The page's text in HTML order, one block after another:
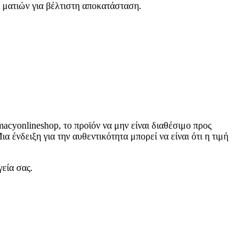
για βέλτιστη αποκατάσταση.
το προϊόν να μην είναι διαθέσιμο προς
για την αυθεντικότητα μπορεί να είναι ότι η τιμή
σας.